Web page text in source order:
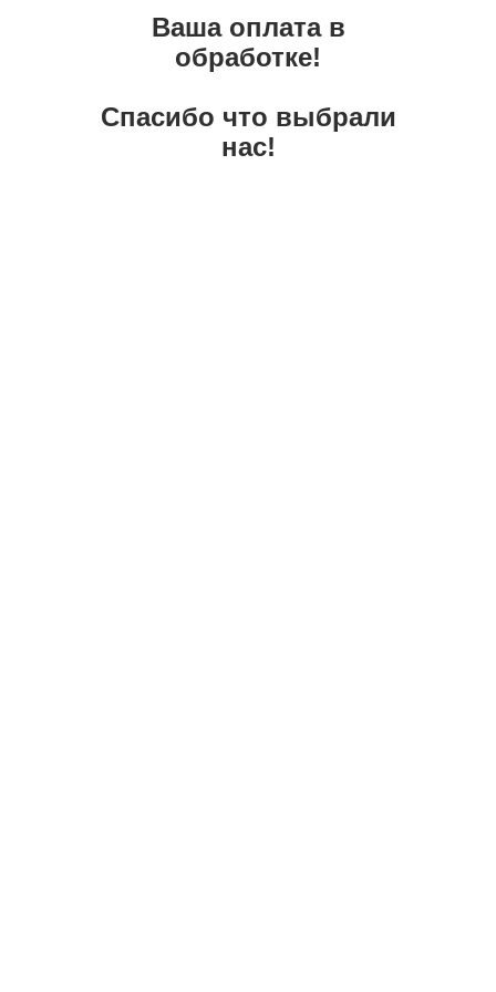
Ваша оплата в
обработке!
Спасибо что выбрали
нас!